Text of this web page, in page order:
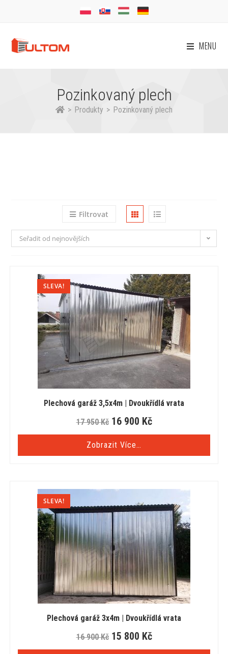
MENU
Pozinkovaný plech
> Produkty > Pozinkovaný plech
Filtrovat
Seřadit od nejnovějších
SLEVA!
Plechová garáž 3,5x4m | Dvoukřídlá vrata
17 950Kč 16 900 Kč
Zobrazit Více…
SLEVA!
Plechová garáž 3x4m | Dvoukřídlá vrata
16 900Kč 15 800 Kč